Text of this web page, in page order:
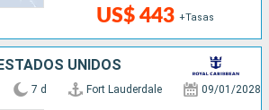
US$ 443 +Tasas
UNIDOS
7 d Fort Lauderdale 09/01/2028